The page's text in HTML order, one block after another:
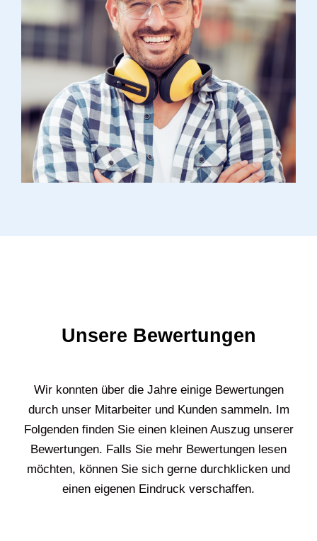
Unsere Bewertungen
Wir konnten über die Jahre einige Bewertungen
durch unser Mitarbeiter und Kunden sammeln. Im
Folgenden finden Sie einen kleinen Auszug unserer
Bewertungen. Falls Sie mehr Bewertungen lesen
möchten, können Sie sich gerne durchklicken und
einen eigenen Eindruck verschaffen.